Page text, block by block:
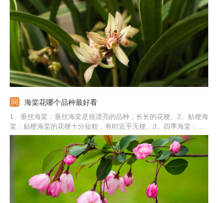
释的肥液即可。温度：提供15-25℃的环境，冬季需保温在10℃以
上。注意事项：养殖兰花期间需加强通风，否则易感染病虫害。
海棠花哪个品种最好看
1、垂丝海棠：垂丝海棠是很漂亮的品种，长长的花梗。2、贴梗海
棠：贴梗海棠的花梗十分短粗，有时近乎无梗。3、四季海棠：四
季海棠全年开花，花朵成簇生长，姿态优美。4、西府海棠：西府
海棠未开花前花色鲜红，开花后变粉红色。5、其他：还有丽格海
棠、钻石海棠、木瓜海棠、梨花海棠、红宝石海棠、北美海棠等。